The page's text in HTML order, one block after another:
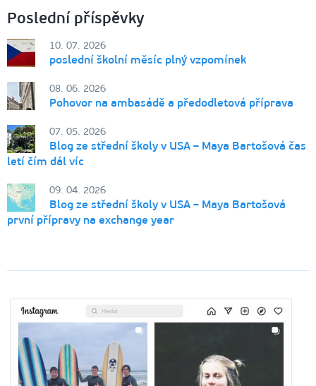
Poslední příspěvky
10. 07. 2026
poslední školní měsíc plný vzpomínek
08. 06. 2026
Pohovor na ambasádě a předodletová příprava
07. 05. 2026
Blog ze střední školy v USA – Maya Bartošová čas
letí čím dál víc
09. 04. 2026
Blog ze střední školy v USA – Maya Bartošová
první přípravy na exchange year